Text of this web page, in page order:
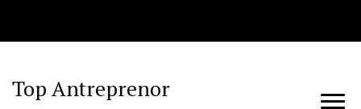
Top Antreprenor